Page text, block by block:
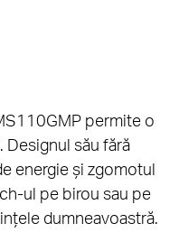
permite o
Designul său fără
energie și zgomotul
ul pe birou sau pe
dumneavoastră.